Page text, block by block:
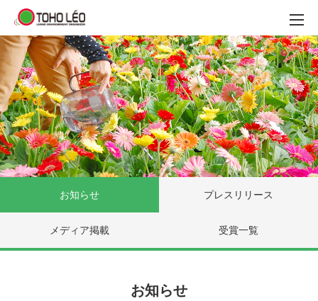
お知らせ プレスリリース
メディア掲載 受賞一覧
お知らせ